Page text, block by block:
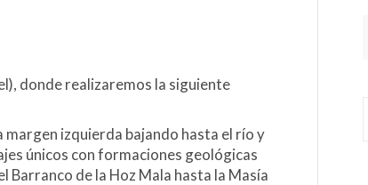
donde realizaremos la siguiente
margen izquierda bajando hasta el río y
únicos con formaciones geológicas
de la Hoz Mala hasta la Masía